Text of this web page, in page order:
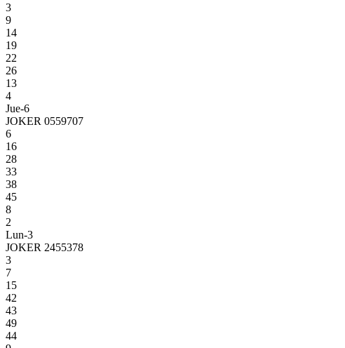
3
9
14
19
22
26
13
4
Jue-6
JOKER 0559707
6
16
28
33
38
45
8
2
Lun-3
JOKER 2455378
3
7
15
42
43
49
44